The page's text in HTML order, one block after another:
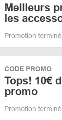
Meilleurs
les
Promotion
CODE PROMO
Tops! 10€
promo
Promotion